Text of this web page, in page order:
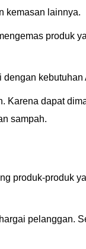
kemasan lainnya.
produk
kebutuhan
Karena dapat
sampah.
produk-produk
pelanggan.